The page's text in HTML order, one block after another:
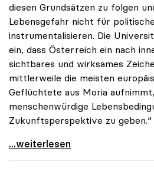
diesen Grundsätzen zu folgen
Lebensgefahr nicht für
instrumentalisieren. Die
ein, dass Österreich ein nach
sichtbares und wirksames
mittlerweile die meisten
Geflüchtete aus Moria
menschenwürdige
Zukunftsperspektive zu geben.“
uniko-Appell zur Aufnahme von
...weiterlesen